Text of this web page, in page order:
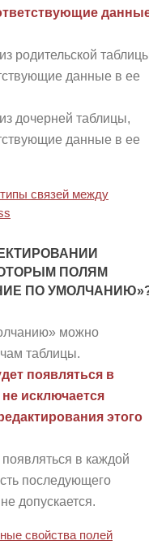
родительской
данные в ее
дочерней таблицы,
данные в ее
связей между
ПОЛЯМ
ПО
можно
таблицы.
появляться в
исключается
этого
в каждой
последующего
допускается.
свойства полей